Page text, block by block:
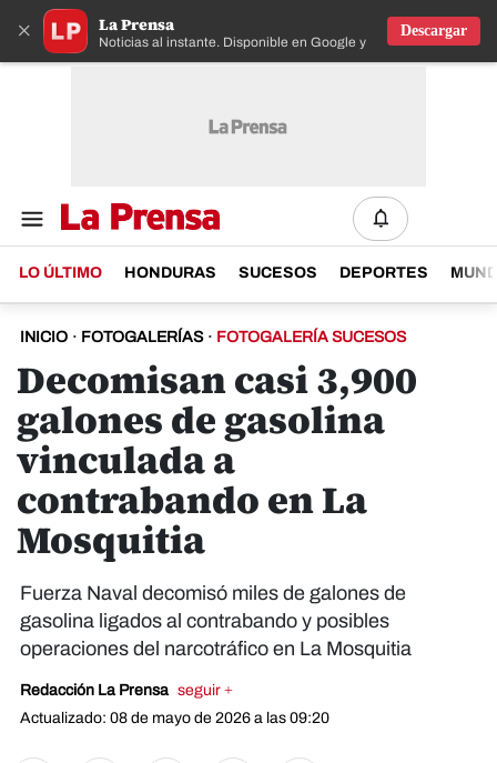
× La Prensa
Noticias al instante. Disponible en Google y IOS
Descargar
LO ÚLTIMO HONDURAS SUCESOS DEPORTES
INICIO · FOTOGALERÍAS · FOTOGALERÍA SUCESOS
Decomisan casi 3,900
galones de gasolina
vinculada a
contrabando en La
Mosquitia
Fuerza Naval decomisó miles de galones de
gasolina ligados al contrabando y posibles
operaciones del narcotráfico en La Mosquitia
Redacción La Prensa seguir +
Actualizado: 08 de mayo de 2026 a las 09:20